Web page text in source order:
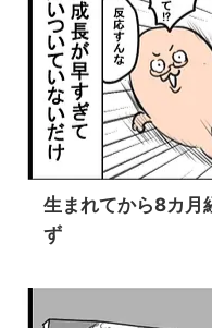
生まれてから8カ月
ず